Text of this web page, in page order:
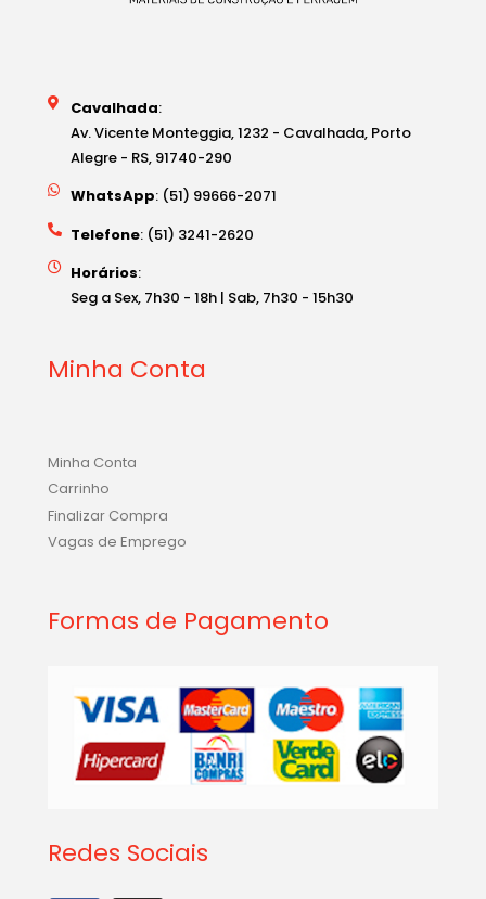
Cavalhada:
Av. Vicente Monteggia, 1232 - Cavalhada, Porto
Alegre - RS, 91740-290
WhatsApp: (51) 99666-2071
Telefone: (51) 3241-2620
Horários:
Seg a Sex, 7h30 - 18h | Sab, 7h30 - 15h30
Minha Conta
Minha Conta
Carrinho
Finalizar Compra
Vagas de Emprego
Formas de Pagamento
Redes Sociais